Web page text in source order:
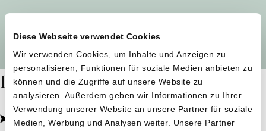
Diese Webseite verwendet Cookies
Wir verwenden Cookies, um Inhalte und Anzeigen zu
personalisieren, Funktionen für soziale Medien anbieten zu
können und die Zugriffe auf unsere Website zu
analysieren. Außerdem geben wir Informationen zu Ihrer
Verwendung unserer Website an unsere Partner für soziale
Medien, Werbung und Analysen weiter. Unsere Partner
Dafür stehen wir
Pestizidfrei angebaut, schonend verarbeitet.